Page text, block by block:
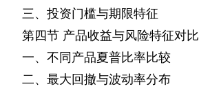
三、投资门槛与期限特征
第四节 产品收益与风险特征对比
一、不同产品夏普比率比较
二、最大回撤与波动率分布